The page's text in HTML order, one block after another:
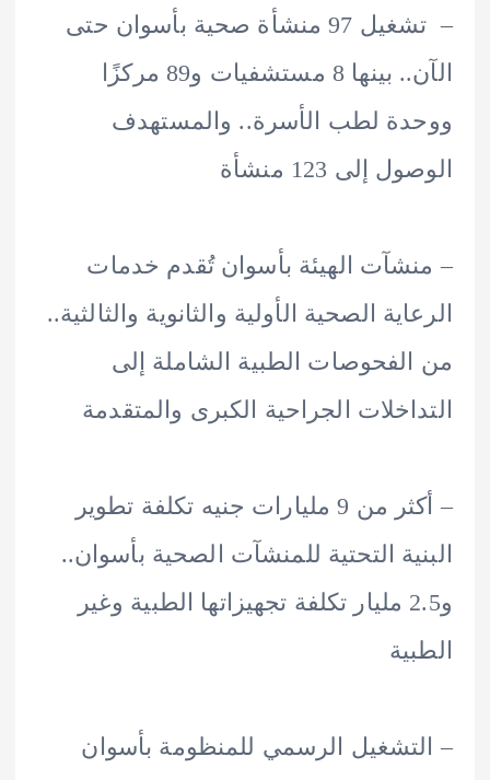
– تشغيل 97 منشأة صحية بأسوان حتى
الآن.. بينها 8 مستشفيات و89 مركزًا
لطب الأسرة.. والمستهدف
إلى 123 منشأة
الهيئة بأسوان تُقدم خدمات
الصحية الأولية والثانوية والثالثية..
الطبية الشاملة إلى
الجراحية الكبرى والمتقدمة
– أكثر من 9 مليارات جنيه تكلفة تطوير
التحتية للمنشآت الصحية بأسوان..
و2.5 مليار تكلفة تجهيزاتها الطبية وغير
الرسمي للمنظومة بأسوان